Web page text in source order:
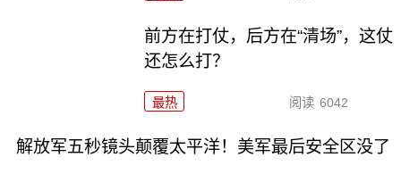
前方在打仗，后方在“清场”，这仗
还怎么打？
最热 阅读 6042
解放军五秒镜头颠覆太平洋！美军最后安全区没了